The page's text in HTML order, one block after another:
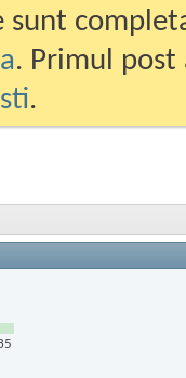
sunt
. Primul
.